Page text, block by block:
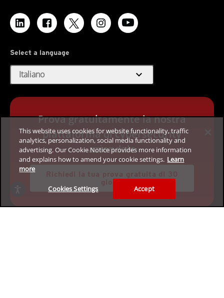
Select a language
Italiano expand_more
Prova gratuitamente la nostra
piattaforma di cybersecurity
aziendale
This website uses cookies for website functionality, traffic
analytics, personalization, social media functionality and
advertising. Our Cookie Notice provides more information
and explains how to amend your cookie settings. Learn
more
Cookies Settings Accept